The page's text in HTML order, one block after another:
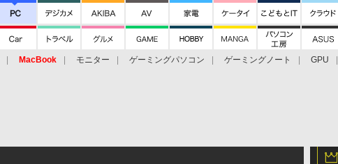
MacBook モニター ゲーミングパソコン ゲーミングノート
GPU